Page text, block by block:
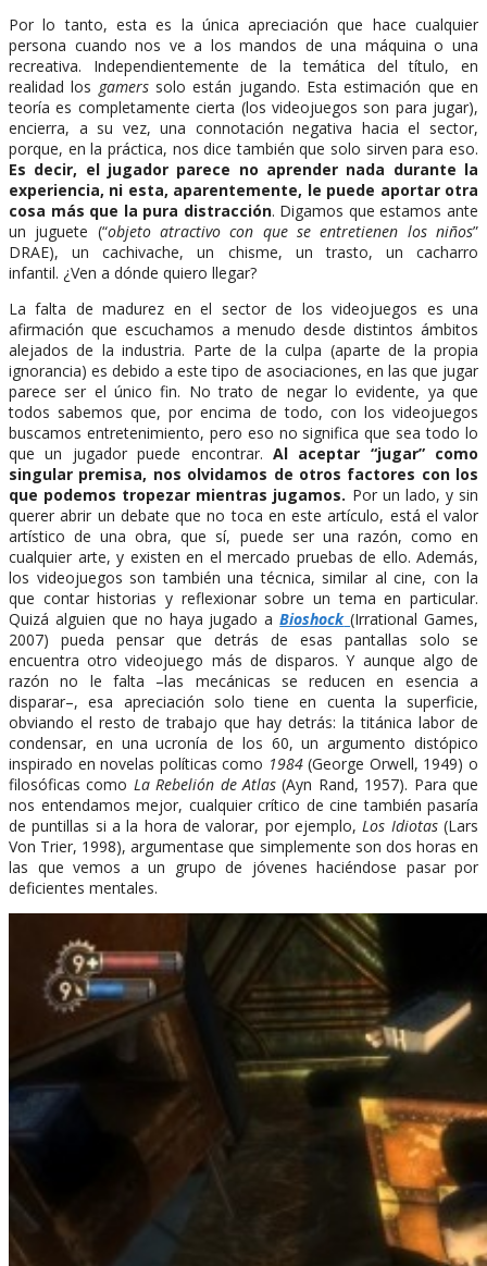
Por lo tanto, esta es la única apreciación que hace cualquier
persona cuando nos ve a los mandos de una máquina o una
recreativa. Independientemente de la temática del título, en
realidad los gamerssolo están jugando. Esta estimación que en
teoría es completamente cierta (los videojuegos son para jugar),
encierra, a su vez, una connotación negativa hacia el sector,
porque, en la práctica, nos dice también que solo sirven para eso.
Es decir, el jugador parece no aprender nada durante la
experiencia, ni esta, aparentemente, le puede aportar otra
cosa más que la pura distracción. Digamos que estamos ante
un juguete (“objeto atractivo con que se entretienen los niños”
DRAE), un cachivache, un chisme, un trasto, un cacharro
infantil. ¿Ven a dónde quiero llegar?
La falta de madurez en el sector de los videojuegos es una
afirmación que escuchamos a menudo desde distintos ámbitos
alejados de la industria. Parte de la culpa (aparte de la propia
ignorancia) es debido a este tipo de asociaciones, en las que jugar
parece ser el único fin. No trato de negar lo evidente, ya que
todos sabemos que, por encima de todo, con los videojuegos
buscamos entretenimiento, pero eso no significa que sea todo lo
que un jugador puede encontrar. Al aceptar “jugar” como
singular premisa, nos olvidamos de otros factores con los
que podemos tropezar mientras jugamos. Por un lado, y sin
querer abrir un debate que no toca en este artículo, está el valor
artístico de una obra, que sí, puede ser una razón, como en
cualquier arte, y existen en el mercado pruebas de ello. Además,
los videojuegos son también una técnica, similar al cine, con la
que contar historias y reflexionar sobre un tema en particular.
Quizá alguien que no haya jugado aBioshock (Irrational Games,
2007) pueda pensar que detrás de esas pantallas solo se
encuentra otro videojuego más de disparos. Y aunque algo de
razón no le falta –las mecánicas se reducen en esencia a
disparar–, esa apreciación solo tiene en cuenta la superficie,
obviando el resto de trabajo que hay detrás: la titánica labor de
condensar, en una ucronía de los 60, un argumento distópico
inspirado en novelas políticas como 1984(George Orwell, 1949) o
filosóficas como La Rebelión de Atlas (Ayn Rand, 1957). Para que
nos entendamos mejor, cualquier crítico de cine también pasaría
de puntillas si a la hora de valorar, por ejemplo, Los Idiotas(Lars
Von Trier, 1998), argumentase que simplemente son dos horas en
las que vemos a un grupo de jóvenes haciéndose pasar por
deficientes mentales.